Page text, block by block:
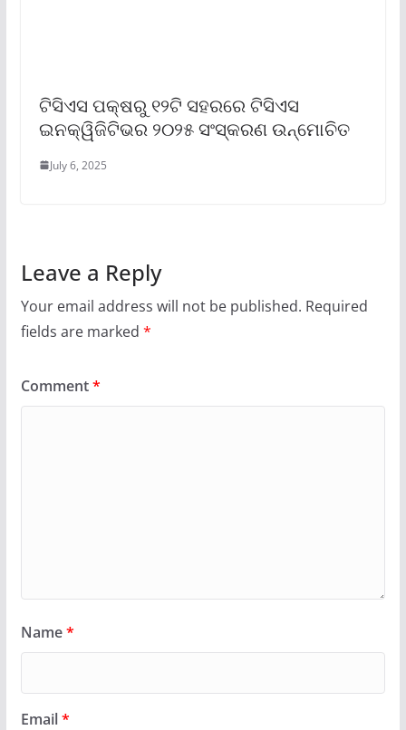
ଟିସିଏସ ପକ୍ଷରୁ ୧୨ଟି ସହରରେ ଟିସିଏସ
ଇନକ୍ୱିଜିଟିଭର ୨୦୨୫ ସଂସ୍କରଣ ଉନ୍ମୋଚିତ
July 6, 2025
Leave a Reply
Your email address will not be published. Required
fields are marked *
Comment*
Name*
Email*